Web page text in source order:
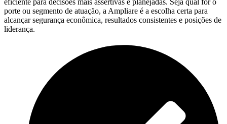
porte ou segmento de atuação, a Ampliare é a escolha certa para
alcançar segurança econômica, resultados consistentes e posições de
liderança.